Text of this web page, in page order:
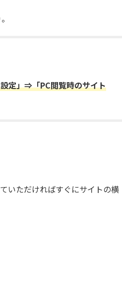
定」⇒「PC閲覧時のサイト
いただければすぐにサイトの横